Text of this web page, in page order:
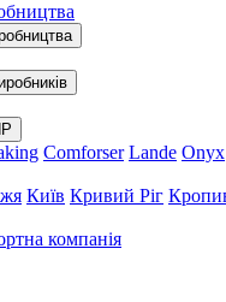
Comforser Lande Onyx
Київ Кривий Ріг
компанія